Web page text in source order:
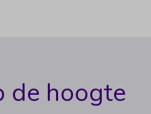
de hoogte